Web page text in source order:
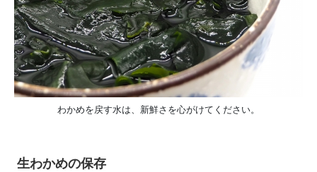
わかめを戻す水は、新鮮さを心がけてください。
生わかめの保存